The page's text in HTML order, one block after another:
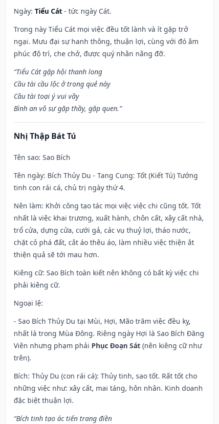
Ngày: Tiểu Cát - tức ngày Cát.
Trong này Tiểu Cát mọi việc đều tốt lành và ít gặp trở
ngại. Mưu đại sự hanh thông, thuận lợi, cùng với đó âm
phúc độ trì, che chở, được quý nhân nâng đỡ.
“Tiểu Cát gặp hội thanh long
Cầu tài cầu lộc ở trong quẻ này
Cầu tài toại ý vui vầy
Bình an vô sự gặp thầy, gặp quen.”
Nhị Thập Bát Tú
Tên sao: Sao Bích
Tên ngày: Bích Thủy Du - Tang Cung: Tốt (Kiết Tú) Tướng
tinh con rái cá, chủ trị ngày thứ 4.
Nên làm: Khởi công tạo tác mọi việc việc chi cũng tốt. Tốt
nhất là việc khai trương, xuất hành, chôn cất, xây cất nhà,
trổ cửa, dựng cửa, cưới gả, các vụ thuỷ lợi, tháo nước,
chặt cỏ phá đất, cắt áo thêu áo, làm nhiều việc thiện ắt
thiện quả sẽ tới mau hơn.
Kiêng cữ: Sao Bích toàn kiết nên không có bất kỳ việc chi
phải kiêng cữ.
Ngoại lệ:
- Sao Bích Thủy Du tại Mùi, Hợi, Mão trăm việc đều kỵ,
nhất là trong Mùa Đông. Riêng ngày Hợi là Sao Bích Đăng
Viên nhưng phạm phải Phục Đoạn Sát (nên kiêng cữ như
trên).
Bích: Thủy Du (con rái cá): Thủy tinh, sao tốt. Rất tốt cho
những việc như: xây cất, mai táng, hôn nhân. Kinh doanh
đặc biệt thuận lợi.
“Bích tinh tạo ác tiến trang điền